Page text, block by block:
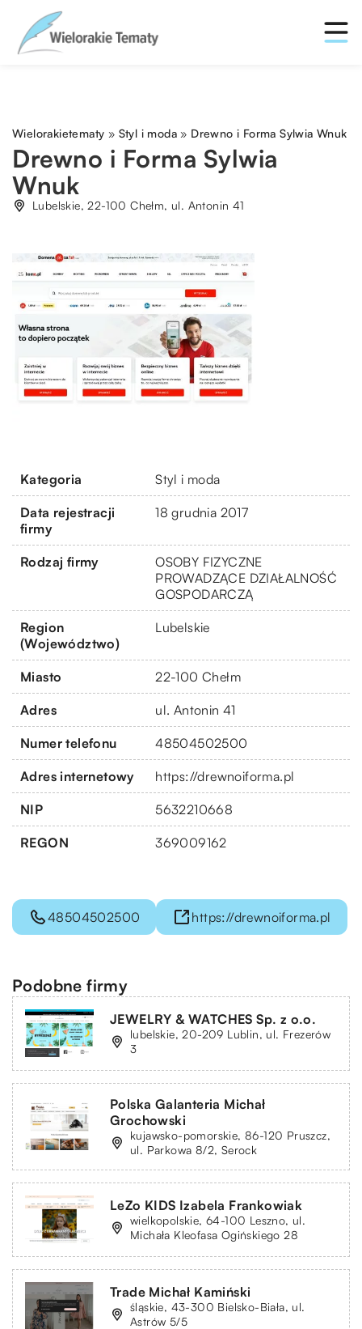
Wielorakietematy » Styl i moda » Drewno i Forma Sylwia Wnuk
Drewno i Forma Sylwia
Wnuk
Lubelskie, 22-100 Chełm, ul. Antonin 41
Kategoria Styl i moda
Data rejestracji
firmy
18 grudnia 2017
Rodzaj firmy
OSOBY FIZYCZNE
PROWADZĄCE DZIAŁALNOŚĆ
GOSPODARCZĄ
Region
(Województwo)
Lubelskie
Miasto 22-100 Chełm
Adres ul. Antonin 41
Numer telefonu 48504502500
Adres internetowy https://drewnoiforma.pl
NIP 5632210668
REGON 369009162
48504502500 https://drewnoiforma.pl
Podobne firmy
JEWELRY & WATCHES Sp. z o.o.
lubelskie, 20-209 Lublin, ul. Frezerów
3
Polska Galanteria Michał
Grochowski
kujawsko-pomorskie, 86-120 Pruszcz,
ul. Parkowa 8/2, Serock
LeZo KIDS Izabela Frankowiak
wielkopolskie, 64-100 Leszno, ul.
Michała Kleofasa Ogińskiego 28
Trade Michał Kamiński
śląskie, 43-300 Bielsko-Biała, ul.
Astrów 5/5